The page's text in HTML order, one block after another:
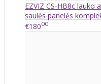
EZVIZ CS-HB8c lauko
saulės panelės
€18000